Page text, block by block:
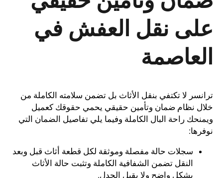
على نقل العفش في
العاصمة
ترانسر لا تكتفي بنقل الأثاث بل تضمن سلامته الكاملة من
خلال نظام ضمان وتأمين حقيقي يحمي حقوقك كعميل
ويمنحك راحة البال الكاملة وفيما يلي تفاصيل الضمان التي
نوفرها:
سجلات حالة مفصلة وموثقة لكل قطعة أثاث قبل وبعد
النقل تضمن الشفافية الكاملة وتثبت حالة الأثاث
بشكل واضح ولا يقبل الجدل.